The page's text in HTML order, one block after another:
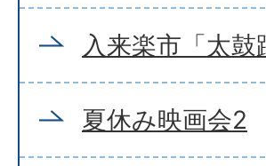
入来楽市「太
夏休み映画会2